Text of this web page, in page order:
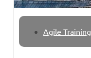
Agile Training